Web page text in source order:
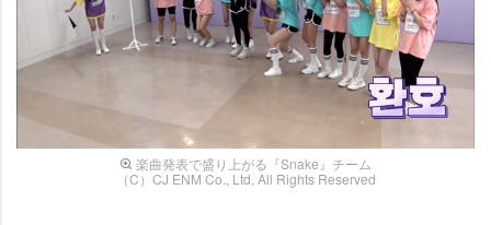
楽曲発表で盛り上がる『Snake』チーム
（C）CJ ENM Co., Ltd, All Rights Reserved